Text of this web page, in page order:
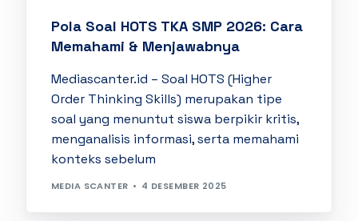
Pola Soal HOTS TKA SMP 2026: Cara
Memahami & Menjawabnya
Mediascanter.id – Soal HOTS (Higher
Order Thinking Skills) merupakan tipe
soal yang menuntut siswa berpikir kritis,
menganalisis informasi, serta memahami
konteks sebelum
MEDIA SCANTER 4 DESEMBER 2025